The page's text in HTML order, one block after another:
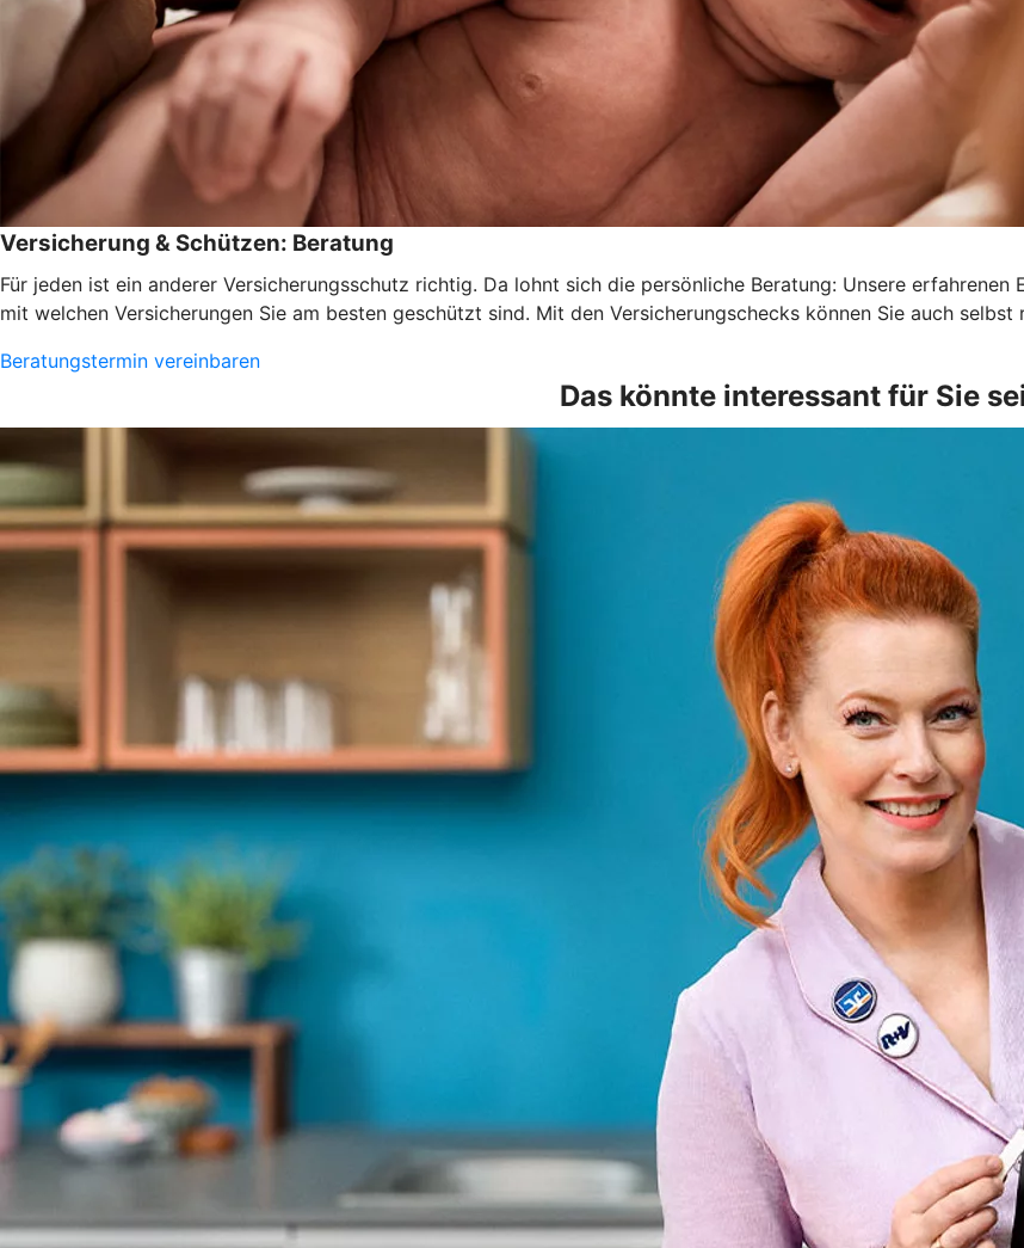
Versicherung & Schützen: Beratung
Für jeden ist ein anderer Versicherungsschutz richtig. Da lohnt sich die persönliche Beratung: Unsere
mit welchen Versicherungen Sie am besten geschützt sind. Mit den Versicherungschecks können Sie auch
Beratungstermin vereinbaren
Das könnte interessant für Sie